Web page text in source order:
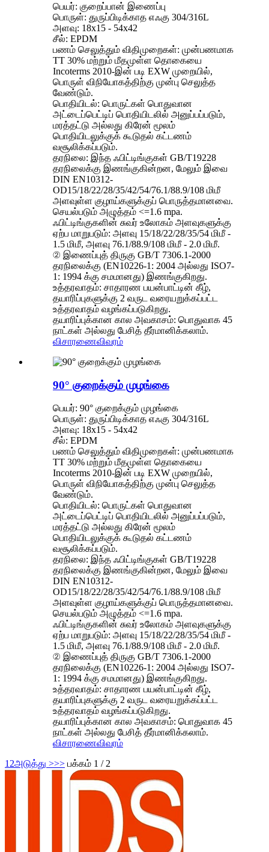
பெயர்: குறைப்பான் இணைப்பு
பொருள்: துருப்பிடிக்காத எஃகு 304/316L
அளவு: 18x15 - 54x42
சீல்: EPDM
பணம் செலுத்தும் விதிமுறைகள்: முன்பணமாக
TT 30% மற்றும் மீதமுள்ள தொகையை
Incoterms 2010-இன் படி EXW முறையில்,
பொருள் விநியோகத்திற்கு முன்பு செலுத்த
வேண்டும்.
பொதியிடல்: பொருட்கள் பொதுவான
அட்டைப்பெட்டிப் பொதியிடலில் அனுப்பப்படும்,
மரத்தட்டு அல்லது கிரேன் மூலம்
பொதியிடலுக்குக் கூடுதல் கட்டணம்
வசூலிக்கப்படும்.
தரநிலை: இந்த ஃபிட்டிங்குகள் GB/T19228
தரநிலைக்கு இணங்குகின்றன, மேலும் இவை
DIN EN10312-
OD15/18/22/28/35/42/54/76.1/88.9/108 மிமீ
அளவுள்ள குழாய்களுக்குப் பொருத்தமானவை.
செயல்படும் அழுத்தம் <=1.6 mpa.
ஃபிட்டிங்குகளின் சுவர் உலோகம் அளவுகளுக்கு
ஏற்ப மாறுபடும்: அளவு 15/18/22/28/35/54 மிமீ -
1.5 மிமீ, அளவு 76.1/88.9/108 மிமீ - 2.0 மிமீ.
② இணைப்புத் திருகு GB/T 7306.1-2000
தரநிலைக்கு (EN10226-1: 2004 அல்லது ISO7-
1: 1994 க்கு சமமானது) இணங்குகிறது.
உத்தரவாதம்: சாதாரண பயன்பாட்டின் கீழ்,
தயாரிப்புகளுக்கு 2 வருட வரையறுக்கப்பட்ட
உத்தரவாதம் வழங்கப்படுகிறது.
தயாரிப்புக்கான கால அவகாசம்: பொதுவாக 45
நாட்கள் அல்லது பேசித் தீர்மானிக்கலாம்.
விசாரணைவிவரம்
90° குறைக்கும் முழங்கை
பெயர்: 90° குறைக்கும் முழங்கை
பொருள்: துருப்பிடிக்காத எஃகு 304/316L
அளவு: 18x15 - 54x42
சீல்: EPDM
பணம் செலுத்தும் விதிமுறைகள்: முன்பணமாக
TT 30% மற்றும் மீதமுள்ள தொகையை
Incoterms 2010-இன் படி EXW முறையில்,
பொருள் விநியோகத்திற்கு முன்பு செலுத்த
வேண்டும்.
பொதியிடல்: பொருட்கள் பொதுவான
அட்டைப்பெட்டிப் பொதியிடலில் அனுப்பப்படும்,
மரத்தட்டு அல்லது கிரேன் மூலம்
பொதியிடலுக்குக் கூடுதல் கட்டணம்
வசூலிக்கப்படும்.
தரநிலை: இந்த ஃபிட்டிங்குகள் GB/T19228
தரநிலைக்கு இணங்குகின்றன, மேலும் இவை
DIN EN10312-
OD15/18/22/28/35/42/54/76.1/88.9/108 மிமீ
அளவுள்ள குழாய்களுக்குப் பொருத்தமானவை.
செயல்படும் அழுத்தம் <=1.6 mpa.
ஃபிட்டிங்குகளின் சுவர் உலோகம் அளவுகளுக்கு
ஏற்ப மாறுபடும்: அளவு 15/18/22/28/35/54 மிமீ -
1.5 மிமீ, அளவு 76.1/88.9/108 மிமீ - 2.0 மிமீ.
② இணைப்புத் திருகு GB/T 7306.1-2000
தரநிலைக்கு (EN10226-1: 2004 அல்லது ISO7-
1: 1994 க்கு சமமானது) இணங்குகிறது.
உத்தரவாதம்: சாதாரண பயன்பாட்டின் கீழ்,
தயாரிப்புகளுக்கு 2 வருட வரையறுக்கப்பட்ட
உத்தரவாதம் வழங்கப்படுகிறது.
தயாரிப்புக்கான கால அவகாசம்: பொதுவாக 45
நாட்கள் அல்லது பேசித் தீர்மானிக்கலாம்.
விசாரணைவிவரம்
1 2அடுத்து >>> பக்கம் 1 / 2